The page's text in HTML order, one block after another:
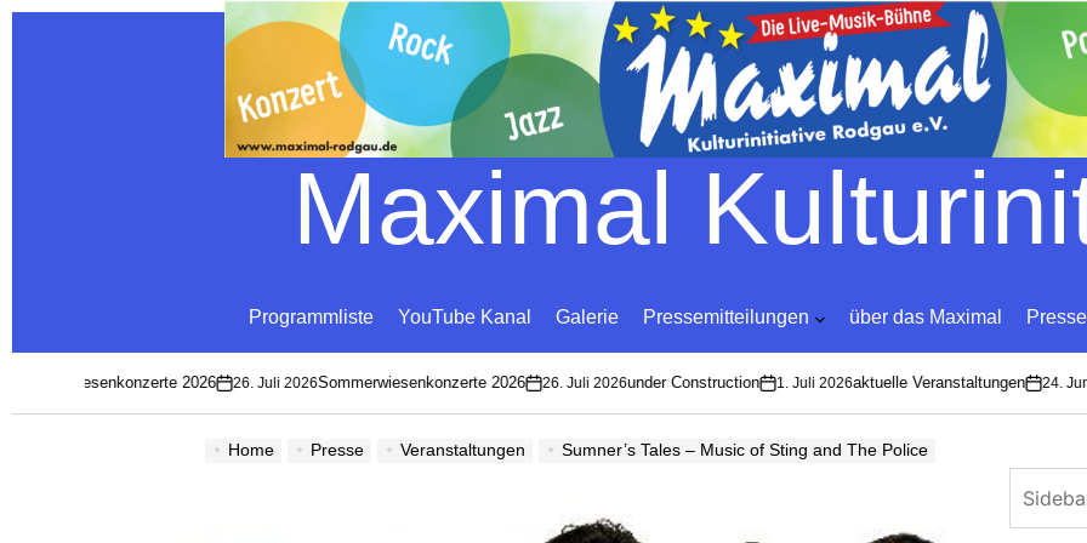
Skip
to
content
Maximal
Programmliste YouTube Kanal Galerie Pressemitteilungen über das Maximal
2026on
26. Juli 2026Sommerwiesenkonzerte 2026on
26. Juli 2026under Constructionon
1. Juli 2026aktuelle Veranstaltungenon
24. Juni
Home Presse Veranstaltungen Sumner’s Tales – Music of Sting and The Police